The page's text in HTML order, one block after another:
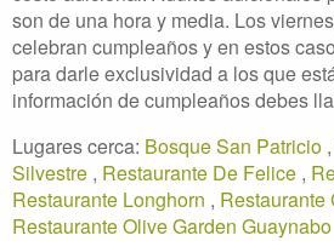
son de una hora y media. Los
celebran cumpleaños y en estos
para darle exclusividad a los que
información de cumpleaños debes
Lugares cerca: Bosque San Patricio ,
Silvestre , Restaurante De Felice ,
Restaurante Longhorn , Restaurante
Restaurante Olive Garden Guaynabo